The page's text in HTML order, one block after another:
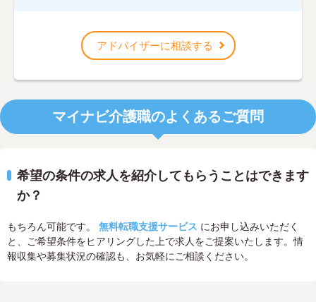
アドバイザーに相談する
マイナビ介護職のよくあるご質問
希望の条件の求人を紹介してもらうことはできます
か？
もちろん可能です。 無料転職支援サービス にお申し込みいただく
と、ご希望条件をヒアリングした上で求人をご提案いたします。情
報収集や募集状況の確認も、お気軽にご相談ください。